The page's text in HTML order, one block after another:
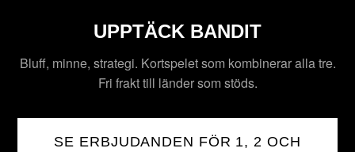
UPPTÄCK BANDIT
Bluff, minne, strategi. Kortspelet som kombinerar alla tre.
Fri frakt till länder som stöds.
SE ERBJUDANDEN FÖR 1, 2 OCH